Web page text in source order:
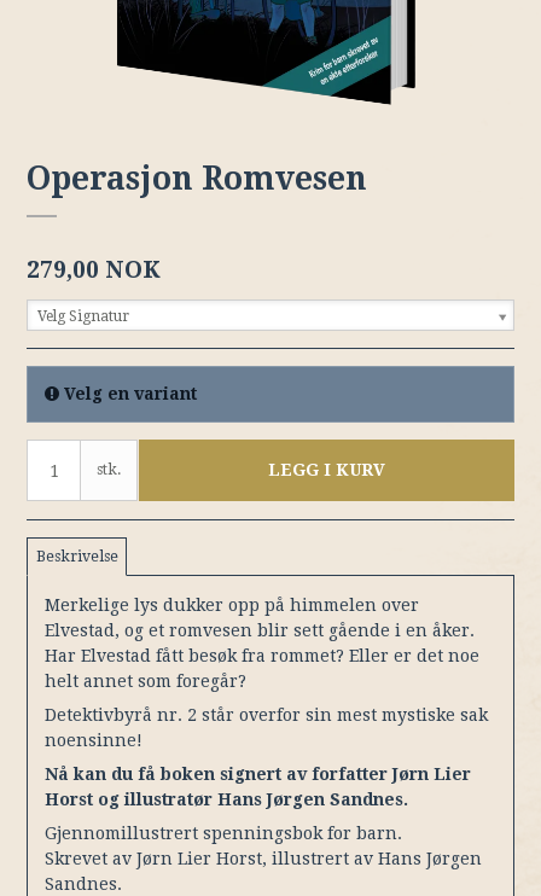
Operasjon Romvesen
279,00 NOK
Velg Signatur
Velg en variant
stk. LEGG I KURV
Beskrivelse
Merkelige lys dukker opp på himmelen over
Elvestad, og et romvesen blir sett gående i en åker.
Har Elvestad fått besøk fra rommet? Eller er det noe
helt annet som foregår?
Detektivbyrå nr. 2 står overfor sin mest mystiske sak
noensinne!
Nå kan du få boken signert av forfatter Jørn Lier
Horst og illustratør Hans Jørgen Sandnes.
Gjennomillustrert spenningsbok for barn.
Skrevet av Jørn Lier Horst, illustrert av Hans Jørgen
Sandnes.